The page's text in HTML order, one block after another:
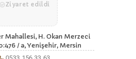
Ziyaret edildi
Mahallesi, H. Okan Merzeci
/ a, Yenişehir, Mersin